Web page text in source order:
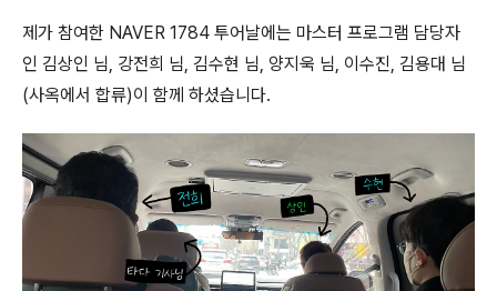
제가 참여한 NAVER 1784 투어날에는 마스터 프로그램 담당자
인 김상인 님, 강전희 님, 김수현 님, 양지욱 님, 이수진, 김용대 님
(사옥에서 합류)이 함께 하셨습니다.